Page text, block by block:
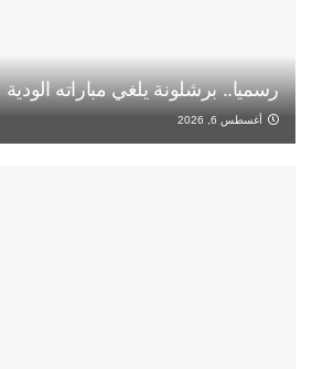
رسميا.. برشلونة يلغي مباراته
أغسطس 6, 2026